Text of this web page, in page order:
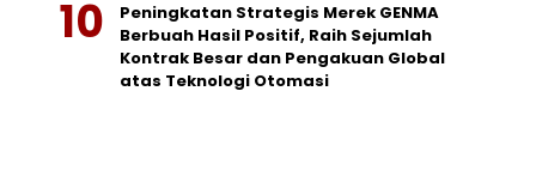
Peningkatan Strategis Merek GENMA
Berbuah Hasil Positif, Raih Sejumlah
Kontrak Besar dan Pengakuan Global
atas Teknologi Otomasi